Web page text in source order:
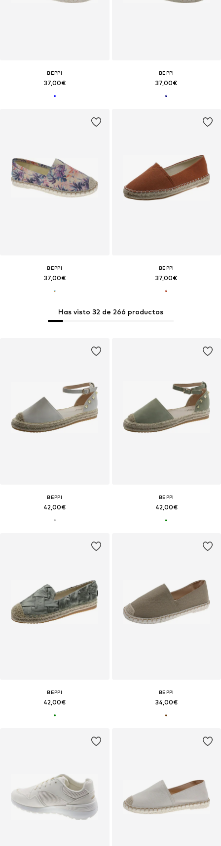
Has visto 32 de 266 productos
BEPPI
37,00€
BEPPI
37,00€
BEPPI
37,00€
BEPPI
37,00€
BEPPI
42,00€
BEPPI
42,00€
BEPPI
42,00€
BEPPI
34,00€